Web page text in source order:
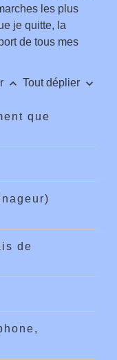
les plus
je quitte, la
de tous mes
keyboard_arrow_up Tout déplier keyboard_arrow_down
que
de